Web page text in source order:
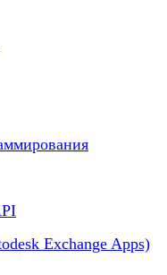
Exchange Apps)